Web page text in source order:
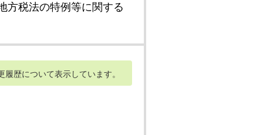
方税法の特例等に関する
履歴について表示しています。